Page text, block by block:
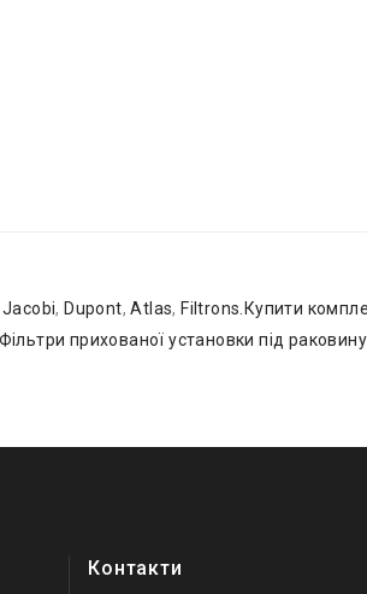
Jacobi, Dupont,Atlas, Filtrons.Купити
прихованої установки під
Контакти